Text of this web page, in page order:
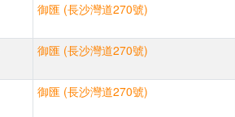
御匯 (長沙灣道270號)
御匯 (長沙灣道270號)
御匯 (長沙灣道270號)